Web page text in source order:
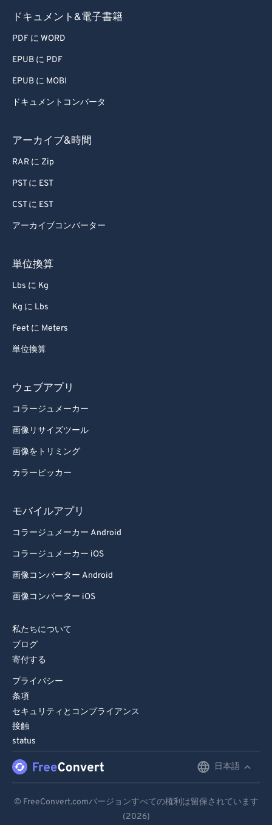
ドキュメント&電子書籍
PDF に WORD
EPUB に PDF
EPUB に MOBI
ドキュメントコンバータ
アーカイブ&時間
RAR に Zip
PST に EST
CST に EST
アーカイブコンバーター
単位換算
Lbs に Kg
Kg に Lbs
Feet に Meters
単位換算
ウェブアプリ
コラージュメーカー
画像リサイズツール
画像をトリミング
カラーピッカー
モバイルアプリ
コラージュメーカー Android
コラージュメーカー iOS
画像コンバーター Android
画像コンバーター iOS
私たちについて
ブログ
寄付する
プライバシー
条項
セキュリティとコンプライアンス
接触
status
日本語
Español
© FreeConvert.comバージョンすべての権利は留保されています
(2026)